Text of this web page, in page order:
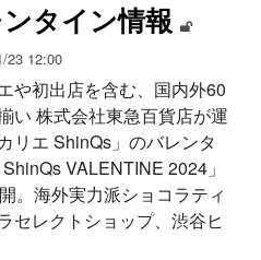
タイン情報
23 12:00
や初出店を含む、国内外60
い 株式会社東急百貨店が運
リエ ShinQs」のバレンタ
VALENTINE 2024」
。海外実力派ショコラティ
セレクトショップ、渋谷ヒ